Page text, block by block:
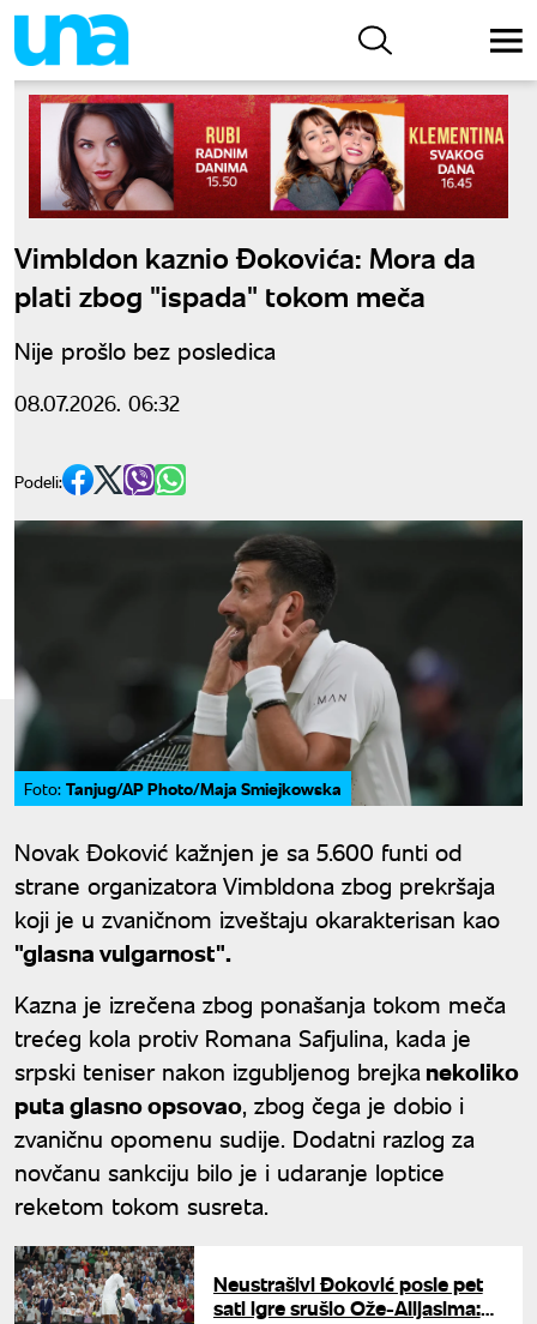
Vimbldon kaznio Đokovića: Mora da
plati zbog "ispada" tokom meča
Nije prošlo bez posledica
08.07.2026. 06:32
Podeli:
Foto: Tanjug/AP Photo/Maja Smiejkowska
Novak Đoković kažnjen je sa 5.600 funti od
strane organizatora Vimbldona zbog prekršaja
koji je u zvaničnom izveštaju okarakterisan kao
"glasna vulgarnost".
Kazna je izrečena zbog ponašanja tokom meča
trećeg kola protiv Romana Safjulina, kada je
srpski teniser nakon izgubljenog brejka nekoliko
puta glasno opsovao, zbog čega je dobio i
zvaničnu opomenu sudije. Dodatni razlog za
novčanu sankciju bilo je i udaranje loptice
reketom tokom susreta.
Neustrašivi Đoković posle pet
sati igre srušio Ože-Alijasima: